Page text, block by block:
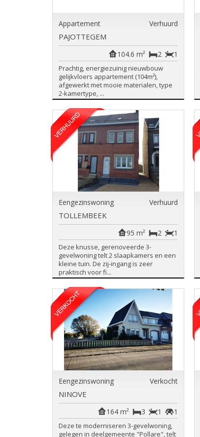
Appartement Verhuurd
PAJOTTEGEM
1
2
104.6 m²
Prachtig, energiezuinig nieuwbouw
gelijkvloers appartement (104m²),
afgewerkt met mooie materialen, type
2-kamertype, ...
Eengezinswoning Verhuurd
TOLLEMBEEK
1
2
95 m²
Deze knusse, gerenoveerde 3-
gevelwoning telt 2 slaapkamers en een
kleine tuin. De zij-ingang is zeer
praktisch voor fi...
Eengezinswoning Verkocht
NINOVE
1
1
3
164 m²
Deze te moderniseren 3-gevelwoning,
gelegen in deelgemeente "Pollare", telt